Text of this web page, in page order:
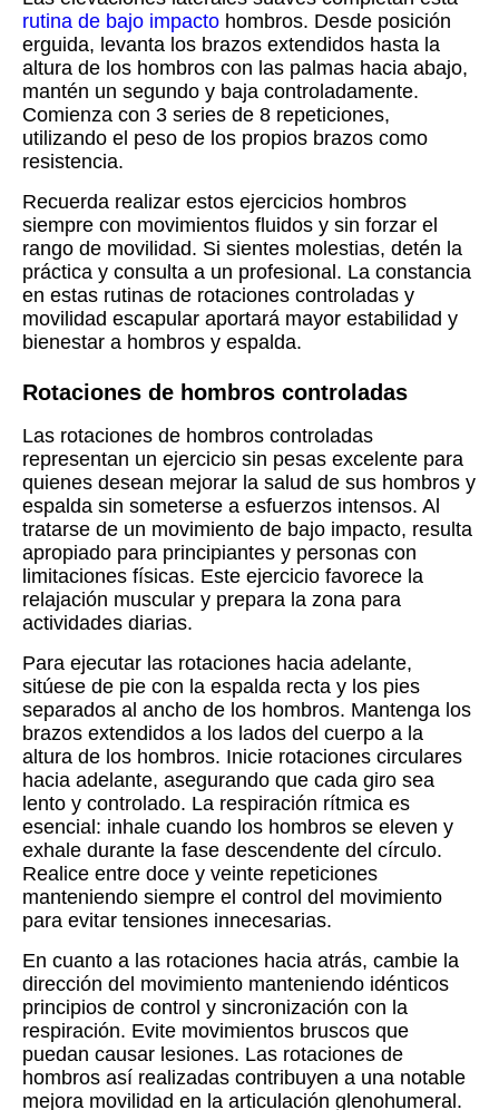
rutina de bajo impacto hombros. Desde posición
erguida, levanta los brazos extendidos hasta la
altura de los hombros con las palmas hacia abajo,
mantén un segundo y baja controladamente.
Comienza con 3 series de 8 repeticiones,
utilizando el peso de los propios brazos como
resistencia.
Recuerda realizar estos ejercicios hombros
siempre con movimientos fluidos y sin forzar el
rango de movilidad. Si sientes molestias, detén la
práctica y consulta a un profesional. La constancia
en estas rutinas de rotaciones controladas y
movilidad escapular aportará mayor estabilidad y
bienestar a hombros y espalda.
Rotaciones de hombros controladas
Las rotaciones de hombros controladas
representan un ejercicio sin pesas excelente para
quienes desean mejorar la salud de sus hombros y
espalda sin someterse a esfuerzos intensos. Al
tratarse de un movimiento de bajo impacto, resulta
apropiado para principiantes y personas con
limitaciones físicas. Este ejercicio favorece la
relajación muscular y prepara la zona para
actividades diarias.
Para ejecutar las rotaciones hacia adelante,
sitúese de pie con la espalda recta y los pies
separados al ancho de los hombros. Mantenga los
brazos extendidos a los lados del cuerpo a la
altura de los hombros. Inicie rotaciones circulares
hacia adelante, asegurando que cada giro sea
lento y controlado. La respiración rítmica es
esencial: inhale cuando los hombros se eleven y
exhale durante la fase descendente del círculo.
Realice entre doce y veinte repeticiones
manteniendo siempre el control del movimiento
para evitar tensiones innecesarias.
En cuanto a las rotaciones hacia atrás, cambie la
dirección del movimiento manteniendo idénticos
principios de control y sincronización con la
respiración. Evite movimientos bruscos que
puedan causar lesiones. Las rotaciones de
hombros así realizadas contribuyen a una notable
mejora movilidad en la articulación glenohumeral.